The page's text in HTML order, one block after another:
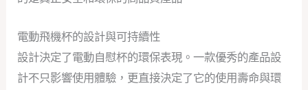
電動飛機杯的設計與可持續性
設計決定了電動自慰杯的環保表現。一款優秀的產品設
計不只影響使用體驗，更直接決定了它的使用壽命與環